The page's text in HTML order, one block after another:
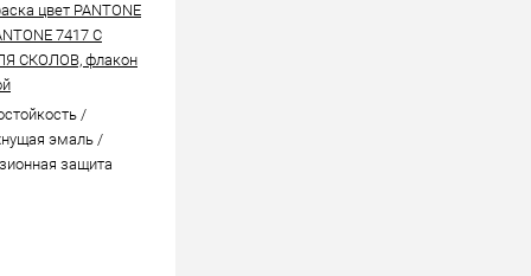
цвет PANTONE
7417 C
СКОЛОВ, флакон
/
эмаль /
защита